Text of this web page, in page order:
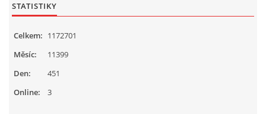
STATISTIKY
Online: 3
Celkem: 1172701
Měsíc:
11399
Den:
451